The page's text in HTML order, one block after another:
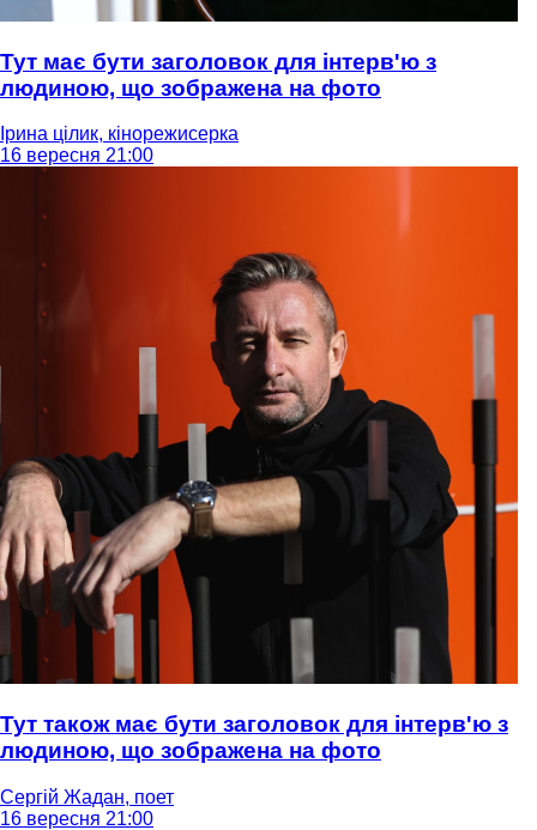
Тут має бути заголовок для інтерв'ю з
людиною, що зображена на фото
Ірина цілик, кінорежисерка
16 вересня 21:00
Тут також має бути заголовок для інтерв'ю з
людиною, що зображена на фото
Сергій Жадан, поет
16 вересня 21:00